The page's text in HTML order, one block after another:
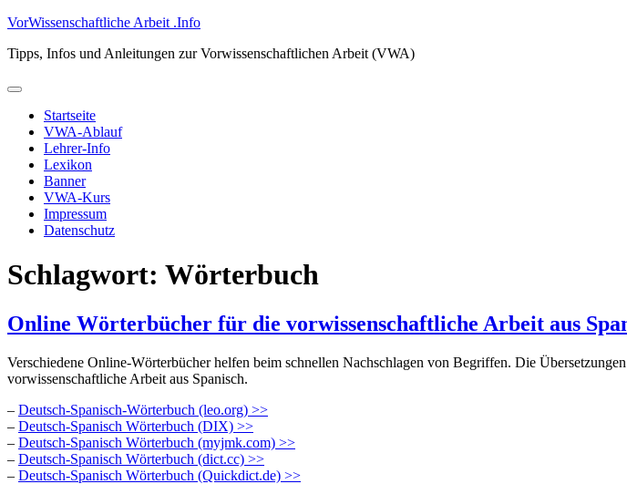
Zum
springen
VorWissenschaftliche Arbeit .Info
Tipps, Infos und Anleitungen zur Vorwissenschaftlichen Arbeit (VWA)
Primäres
Startseite
VWA-Ablauf
Lehrer-Info
Lexikon
Banner
VWA-Kurs
Impressum
Datenschutz
Schlagwort: Wörterbuch
Online Wörterbücher für die vorwissenschaftliche Arbeit aus
Verschiedene Online-Wörterbücher helfen beim schnellen Nachschlagen von Begriffen. Die
vorwissenschaftliche Arbeit aus Spanisch.
– Deutsch-Spanisch-Wörterbuch (leo.org) >>
– Deutsch-Spanisch Wörterbuch (DIX) >>
– Deutsch-Spanisch Wörterbuch (myjmk.com) >>
– Deutsch-Spanisch Wörterbuch (dict.cc) >>
– Deutsch-Spanisch Wörterbuch (Quickdict.de) >>